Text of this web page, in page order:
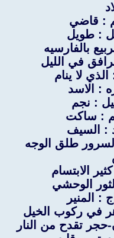
: قاضي
: طويل
بالفارسيه
في الليل
لا ينام
: الاسد
: نجم
: ساكت
: السيف
طلق الوجه
الابتسام
الوحشي
المنير
في ركوب الخيل
تقدح من النار